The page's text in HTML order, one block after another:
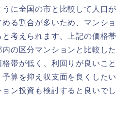
に全国の市と比較して人口が
る割合が多いため、マンショ
考えられます。上記の価格帯
の区分マンションと比較した
帯が低く、利回りが良いこと
算を抑え収支面を良くしたい
ン投資も検討すると良いでし